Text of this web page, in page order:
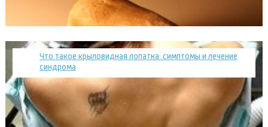
Что такое крыловидная лопатка: симптомы и лечение
синдрома